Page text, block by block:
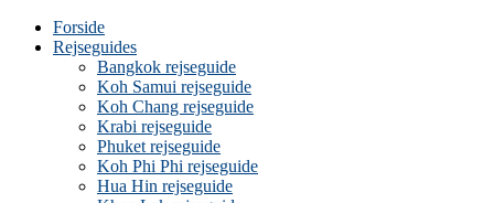
Forside
Rejseguides
Bangkok rejseguide
Koh Samui rejseguide
Koh Chang rejseguide
Krabi rejseguide
Phuket rejseguide
Koh Phi Phi rejseguide
Hua Hin rejseguide